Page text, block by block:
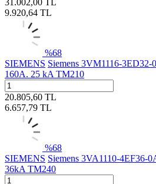
9.920,64 TL
%68
SIEMENS Siemens 3VM1116-
160A. 25 kA TM210
20.805,60 TL
6.657,79 TL
%68
SIEMENS Siemens 3VA1110-4EF36-
36kA TM240